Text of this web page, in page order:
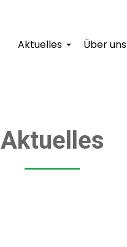
Aktuelles Über uns
Aktuelles